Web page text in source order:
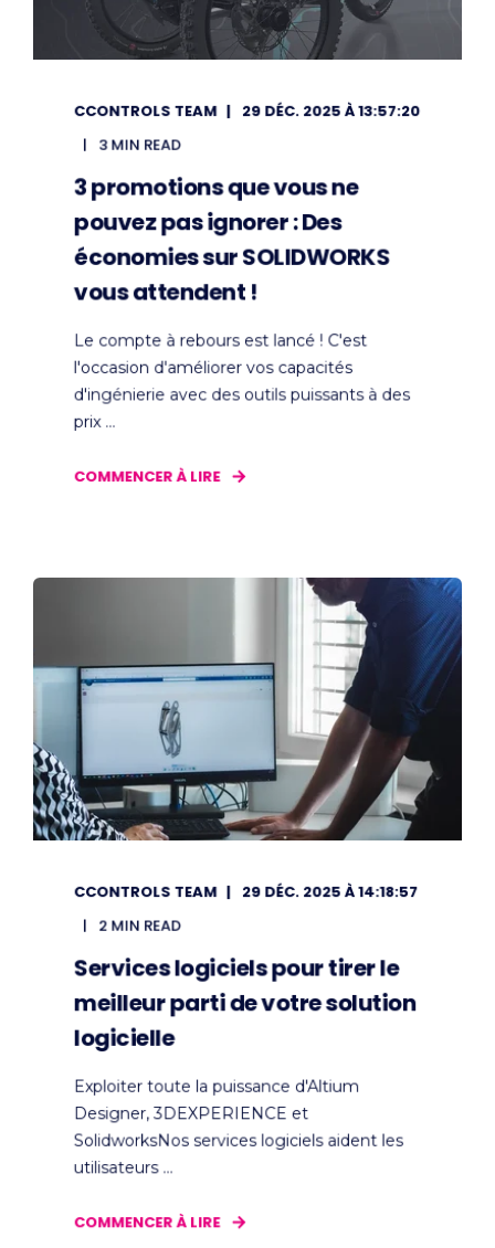
CCONTROLS TEAM
29 DÉC. 2025 À 13:57:20
3 MIN READ
3 promotions que vous ne
pouvez pas ignorer : Des
économies sur SOLIDWORKS
vous attendent !
Le compte à rebours est lancé ! C'est
l'occasion d'améliorer vos capacités
d'ingénierie avec des outils puissants à des
prix ...
COMMENCER À LIRE
CCONTROLS TEAM
29 DÉC. 2025 À 14:18:57
2 MIN READ
Services logiciels pour tirer le
meilleur parti de votre solution
logicielle
Exploiter toute la puissance d'Altium
Designer, 3DEXPERIENCE et
SolidworksNos services logiciels aident les
utilisateurs ...
COMMENCER À LIRE